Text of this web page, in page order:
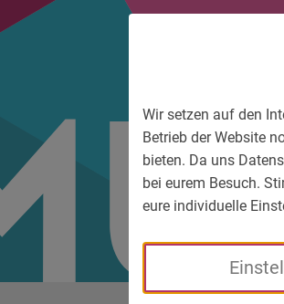
Wir setzen auf den
Betrieb der Website
bieten. Da uns
bei eurem Besuch.
eure individuelle
Informationen